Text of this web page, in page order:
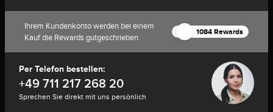
Ihrem Kundenkonto werden bei einem
Kauf die Rewards gutgeschrieben
1084 Rewards
Per Telefon bestellen:
+49 711 217 268 20
Sprechen Sie direkt mit uns persönlich